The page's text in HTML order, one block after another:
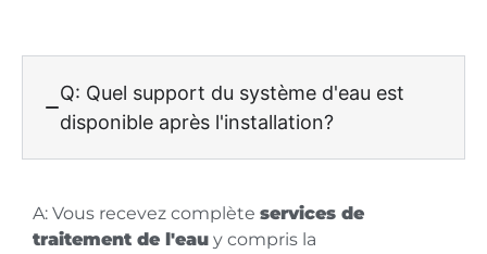
Q: Quel support du système d'eau est
disponible après l'installation?
A: Vous recevez complète services de
traitement de l'eau y compris la